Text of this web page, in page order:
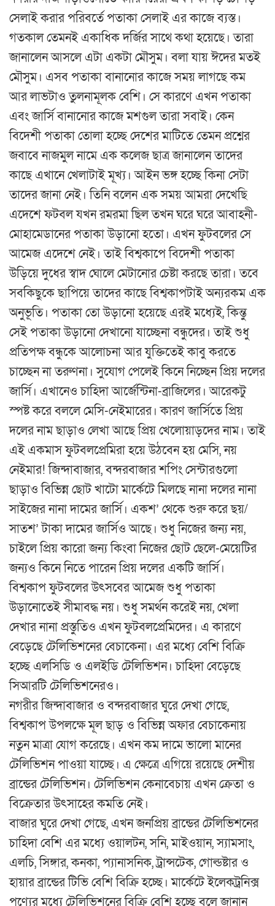
সেলাই করার পরিবর্তে পতাকা সেলাই এর কাজে ব্যস্ত।
গতকাল তেমনই একাধিক দর্জির সাথে কথা হয়েছে। তারা
জানালেন আসলে এটা একটা মৌসুম। বলা যায় ঈদের মতই
মৌসুম। এসব পতাকা বানানোর কাজে সময় লাগছে কম
আর লাভটাও তুলনামূলক বেশি। সে কারণে এখন পতাকা
এবং জার্সি বানানোর কাজে মশগুল তারা সবাই। কেন
বিদেশী পতাকা তোলা হচ্ছে দেশের মাটিতে তেমন প্রশ্নের
জবাবে নাজমুল নামে এক কলেজ ছাত্র জানালেন তাদের
কাছে এখানে খেলাটাই মূখ্য। আইন ভঙ্গ হচ্ছে কিনা সেটা
তাদের জানা নেই। তিনি বলেন এক সময় আমরা দেখেছি
এদেশে ফটবল যখন রমরমা ছিল তখন ঘরে ঘরে আবাহনী-
মোহামেডানের পতাকা উড়ানো হতো। এখন ফুটবলের সে
আমেজ এদেশে নেই। তাই বিশ্বকাপে বিদেশী পতাকা
উড়িয়ে দুধের স্বাদ ঘোলে মেটানোর চেষ্টা করছে তারা। তবে
সবকিছুকে ছাপিয়ে তাদের কাছে বিশ্বকাপটাই অন্যরকম এক
অনুভূতি। পতাকা তো উড়ানো হয়েছে এরই মধ্যেই, কিন্তু
সেই পতাকা উড়ানো দেখানো যাচ্ছেনা বন্ধুদের। তাই শুধু
প্রতিপক্ষ বন্ধুকে আলোচনা আর যুক্তিতেই কাবু করতে
চাচ্ছেন না তরুণনা। সুযোগ পেলেই কিনে নিচ্ছেন প্রিয় দলের
জার্সি। এখানেও চাহিদা আর্জেন্টিনা-ব্রাজিলের। আরেকটু
স্পষ্ট করে বললে মেসি-নেইমারের। কারণ জার্সিতে প্রিয়
দলের নাম ছাড়াও লেখা আছে প্রিয় খেলোয়াড়দের নাম। তাই
এই একমাস ফুটবলপ্রেমিরা হয়ে উঠবেন হয় মেসি, নয়
নেইমার! জিন্দাবাজার, বন্দরবাজার শপিং সেন্টারগুলো
ছাড়াও বিভিন্ন ছোট খাটো মার্কেটে মিলছে নানা দলের নানা
সাইজের নানা দামের জার্সি। একশ’ থেকে শুরু করে ছয়/
সাতশ’ টাকা দামের জার্সিও আছে। শুধু নিজের জন্য নয়,
চাইলে প্রিয় কারো জন্য কিংবা নিজের ছোট ছেলে-মেয়েটির
জন্যও কিনে নিতে পারেন প্রিয় দলের একটি জার্সি।
বিশ্বকাপ ফুটবলের উৎসবের আমেজ শুধু পতাকা
উড়ানোতেই সীমাবদ্ধ নয়। শুধু সমর্থন করেই নয়, খেলা
দেখার নানা প্রস্তুতিও এখন ফুটবলপ্রেমিদের। এ কারণে
বেড়েছে টেলিভিশনের বেচাকেনা। এর মধ্যে বেশি বিক্রি
হচ্ছে এলসিডি ও এলইডি টেলিভিশন। চাহিদা বেড়েছে
সিআরটি টেলিভিশনেরও।
নগরীর জিন্দাবাজার ও বন্দরবাজার ঘুরে দেখা গেছে,
বিশ্বকাপ উপলক্ষে মূল ছাড় ও বিভিন্ন অফার বেচাকেনায়
নতুন মাত্রা যোগ করেছে। এখন কম দামে ভালো মানের
টেলিভিশন পাওয়া যাচ্ছে। এ ক্ষেত্রে এগিয়ে রয়েছে দেশীয়
ব্রান্ডের টেলিভিশন। টেলিভিশন কেনাবেচায় এখন ক্রেতা ও
বিক্রেতার উৎসাহের কমতি নেই।
বাজার ঘুরে দেখা গেছে, এখন জনপ্রিয় ব্রান্ডের টেলিভিশনের
চাহিদা বেশি এর মধ্যে ওয়ালটন, সনি, মাইওয়ান, স্যামসাং,
এলচি, সিঙ্গার, কনকা, প্যানাসনিক, ট্রান্সটেক, গোল্ডষ্টার ও
হায়ার ব্রান্ডের টিভি বেশি বিক্রি হচ্ছে। মার্কেটে ইলেকট্রনিক্স
পণ্যের মধ্যে টেলিভিশনের বিক্রি বেশি হচ্ছে বলে জানান